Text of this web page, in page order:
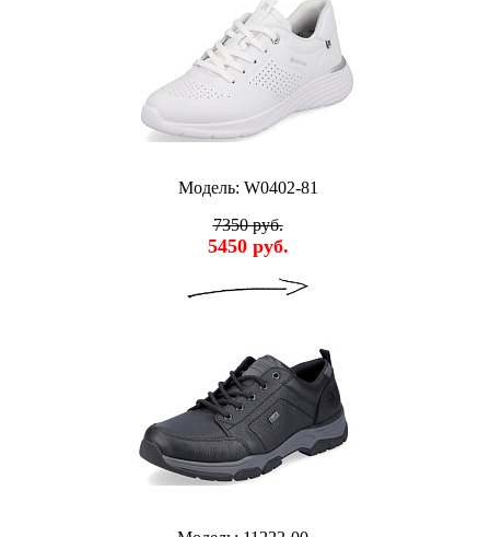
Модель: W0402-81
7350 руб.
5450 руб.